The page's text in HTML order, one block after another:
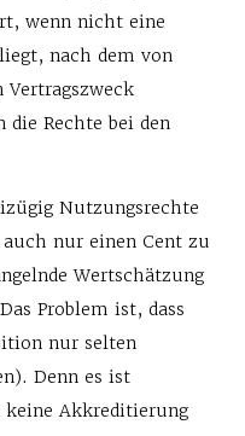
wenn nicht eine
nach dem von
Vertragszweck
Rechte bei den
Nutzungsrechte
nur einen Cent zu
Wertschätzung
Problem ist, dass
nur selten
Denn es ist
keine Akkreditierung